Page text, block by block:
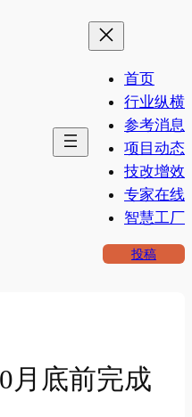
首页
行业纵横
参考消息
项目动态
技改增效
专家在线
智慧工厂
投稿
月底前完成